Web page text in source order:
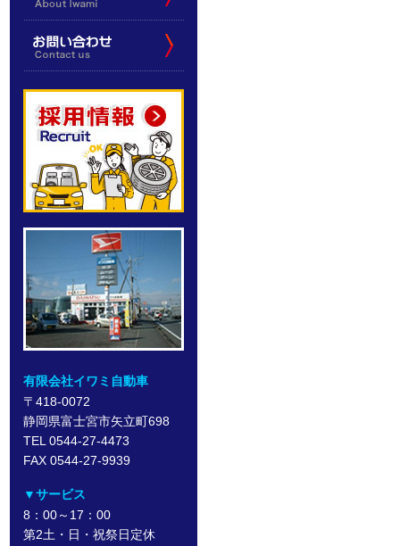
有限会社イワミ自動車
〒418-0072
静岡県富士宮市矢立町698
TEL 0544-27-4473
FAX 0544-27-9939
▼サービス
8：00～17：00
第2土・日・祝祭日定休